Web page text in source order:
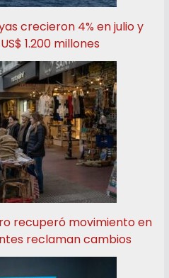
crecieron 4% en julio y
1.200 millones
recuperó movimiento en
reclaman cambios